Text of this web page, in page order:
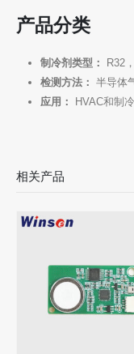
产品分类
制冷剂类型：
R32
检测方法： 半导体
应用：
HVAC和制
相关产品
：郑州国家高科技区
0086-371-